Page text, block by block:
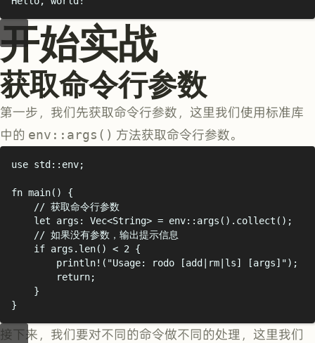
开始实战
获取命令行参数
第一步，我们先获取命令行参数，这里我们使用标准库
中的 env::args() 方法获取命令行参数。
use std :: env;
fn main()
{
// 获取命令行参数
let args : Vec<String> = env:: args (). collect ();
// 如果没有参数，输出提示信息
if args . len() < 2
{
println! ( "Usage: rodo [add|rm|ls] [args] ");
return;
}
}
接下来，我们要对不同的命令做不同的处理，这里我们